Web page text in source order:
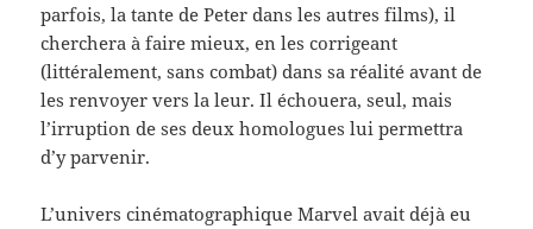
parfois, la tante de Peter dans les autres films), il
cherchera à faire mieux, en les corrigeant
(littéralement, sans combat) dans sa réalité avant de
les renvoyer vers la leur. Il échouera, seul, mais
l’irruption de ses deux homologues lui permettra
d’y parvenir.
L’univers cinématographique Marvel avait déjà eu